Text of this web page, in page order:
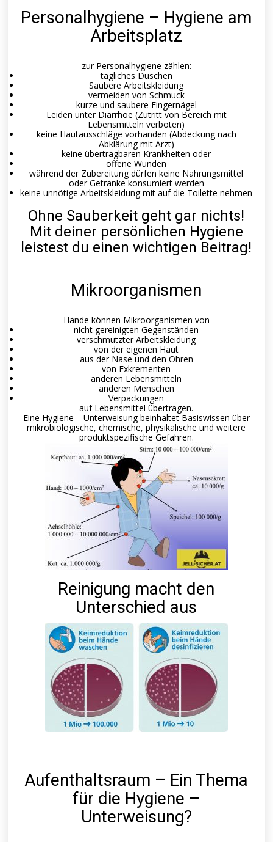
Personalhygiene – Hygiene am
Arbeitsplatz
zur Personalhygiene zählen:
tägliches Duschen
Saubere Arbeitskleidung
vermeiden von Schmuck
kurze und saubere Fingernägel
Leiden unter Diarrhoe (Zutritt von Bereich mit
Lebensmitteln verboten)
keine Hautausschläge vorhanden (Abdeckung nach
Abklärung mit Arzt)
keine übertragbaren Krankheiten oder
offene Wunden
während der Zubereitung dürfen keine Nahrungsmittel
oder Getränke konsumiert werden
keine unnötige Arbeitskleidung mit auf die Toilette nehmen
Ohne Sauberkeit geht gar nichts!
Mit deiner persönlichen Hygiene
leistest du einen wichtigen Beitrag!
Mikroorganismen
Hände können Mikroorganismen von
nicht gereinigten Gegenständen
verschmutzter Arbeitskleidung
von der eigenen Haut
aus der Nase und den Ohren
von Exkrementen
anderen Lebensmitteln
anderen Menschen
Verpackungen
auf Lebensmittel übertragen.
Eine Hygiene – Unterweisung beinhaltet Basiswissen über
mikrobiologische, chemische, physikalische und weitere
produktspezifische Gefahren.
Reinigung macht den
Unterschied aus
Aufenthaltsraum – Ein Thema
für die Hygiene –
Unterweisung?